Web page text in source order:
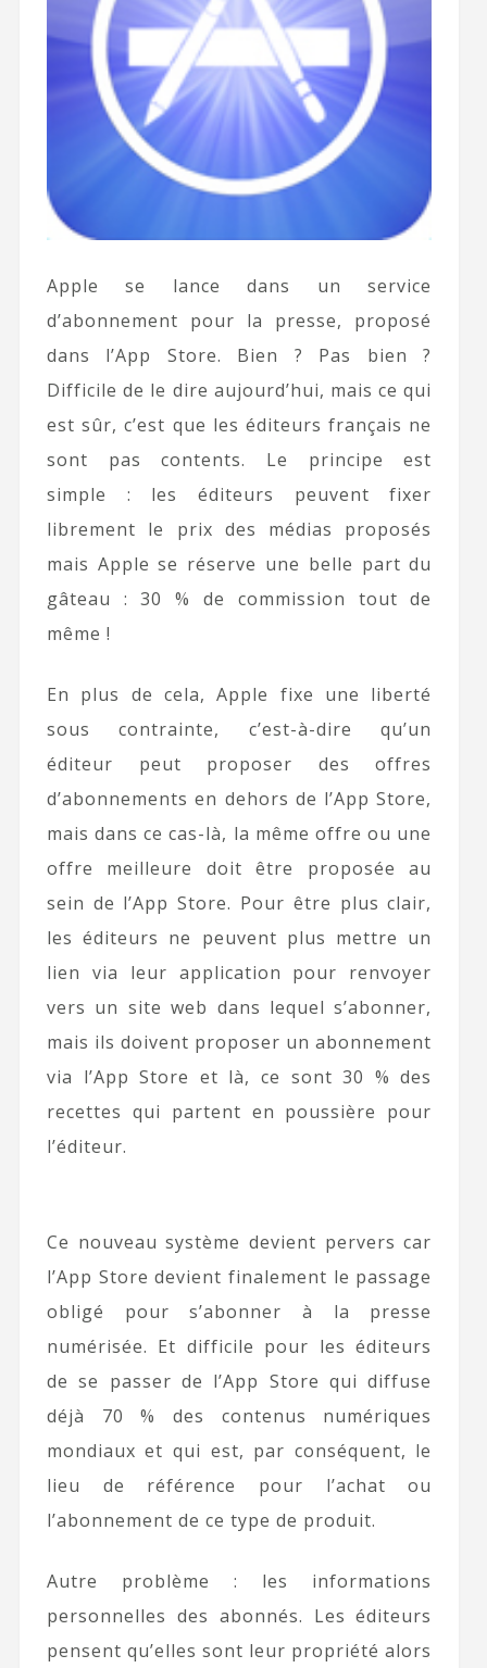
Apple se lance dans un service
d’abonnement pour la presse, proposé
dans l’App Store. Bien ? Pas bien ?
Difficile de le dire aujourd’hui, mais ce qui
est sûr, c’est que les éditeurs français ne
sont pas contents. Le principe est
simple : les éditeurs peuvent fixer
librement le prix des médias proposés
mais Apple se réserve une belle part du
gâteau : 30 % de commission tout de
même !
En plus de cela, Apple fixe une liberté
sous contrainte, c’est-à-dire qu’un
éditeur peut proposer des offres
d’abonnements en dehors de l’App Store,
mais dans ce cas-là, la même offre ou une
offre meilleure doit être proposée au
sein de l’App Store. Pour être plus clair,
les éditeurs ne peuvent plus mettre un
lien via leur application pour renvoyer
vers un site web dans lequel s’abonner,
mais ils doivent proposer un abonnement
via l’App Store et là, ce sont 30 % des
recettes qui partent en poussière pour
l’éditeur.
Ce nouveau système devient pervers car
l’App Store devient finalement le passage
obligé pour s’abonner à la presse
numérisée. Et difficile pour les éditeurs
de se passer de l’App Store qui diffuse
déjà 70 % des contenus numériques
mondiaux et qui est, par conséquent, le
lieu de référence pour l’achat ou
l’abonnement de ce type de produit.
Autre problème : les informations
personnelles des abonnés. Les éditeurs
pensent qu’elles sont leur propriété alors